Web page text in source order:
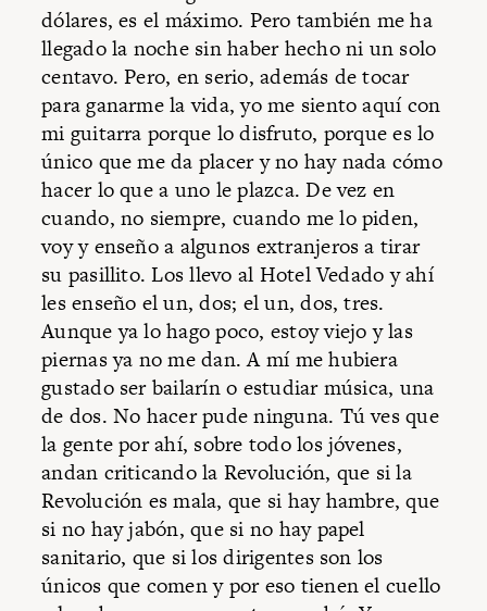
dólares, es el máximo. Pero también me ha
llegado la noche sin haber hecho ni un solo
centavo. Pero, en serio, además de tocar
para ganarme la vida, yo me siento aquí con
mi guitarra porque lo disfruto, porque es lo
único que me da placer y no hay nada cómo
hacer lo que a uno le plazca. De vez en
cuando, no siempre, cuando me lo piden,
voy y enseño a algunos extranjeros a tirar
su pasillito. Los llevo al Hotel Vedado y ahí
les enseño el un, dos; el un, dos, tres.
Aunque ya lo hago poco, estoy viejo y las
piernas ya no me dan. A mí me hubiera
gustado ser bailarín o estudiar música, una
de dos. No hacer pude ninguna. Tú ves que
la gente por ahí, sobre todo los jóvenes,
andan criticando la Revolución, que si la
Revolución es mala, que si hay hambre, que
si no hay jabón, que si no hay papel
sanitario, que si los dirigentes son los
únicos que comen y por eso tienen el cuello